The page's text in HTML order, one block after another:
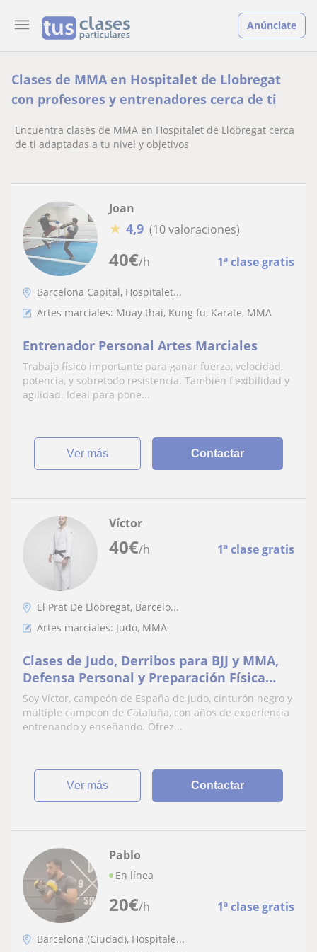
Anúnciate
Clases de MMA en Hospitalet de Llobregat
con profesores y entrenadores cerca de ti
Encuentra clases de MMA en Hospitalet de Llobregat cerca
de ti adaptadas a tu nivel y objetivos
40€/h 1ª clase gratis
Joan
★ 4,9 (10 valoraciones)
Barcelona Capital, Hospitalet...
Artes marciales: Muay thai, Kung fu, Karate, MMA
Entrenador Personal Artes Marciales
Trabajo físico importante para ganar fuerza, velocidad,
potencia, y sobretodo resistencia. También flexibilidad y
agilidad. Ideal para pone...
ver más Contactar
40€/h 1ª clase gratis
Víctor
El Prat De Llobregat, Barcelo...
Artes marciales: Judo, MMA
Clases de Judo, Derribos para BJJ y MMA,
Defensa Personal y Preparación Física
para Luchadores/as
Soy Víctor, campeón de España de Judo, cinturón negro y
múltiple campeón de Cataluña, con años de experiencia
entrenando y enseñando. Ofrez...
ver más Contactar
20€/h 1ª clase gratis
Pablo
En línea
Barcelona (Ciudad), Hospitale...